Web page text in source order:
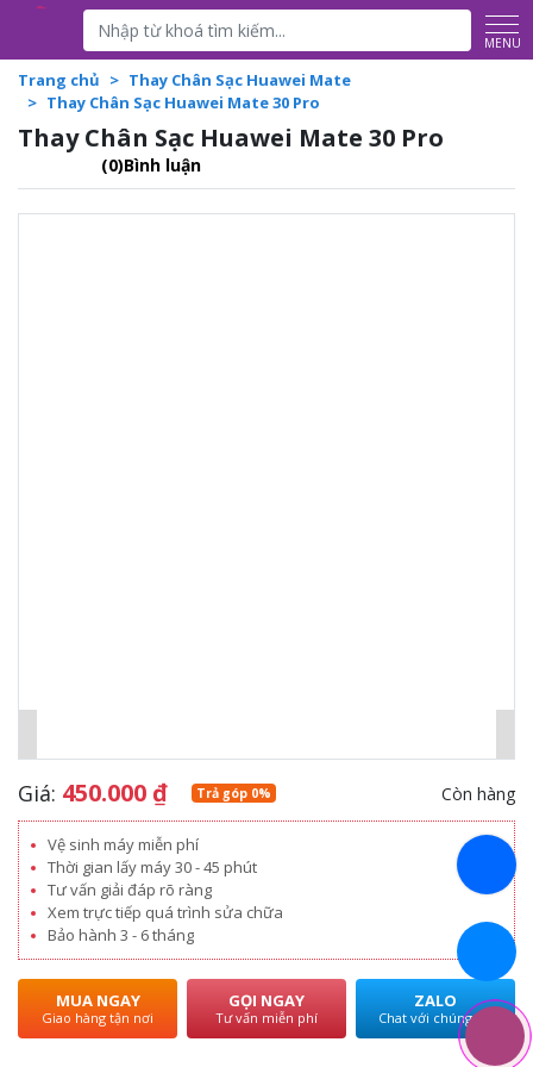
MENU
Trang chủ
Thay Chân Sạc Huawei Mate
Thay Chân Sạc Huawei Mate 30 Pro
Thay Chân Sạc Huawei Mate 30 Pro
(0)Bình luận
Giá: 450.000 ₫ Trả góp 0% Còn hàng
Vệ sinh máy miễn phí
Thời gian lấy máy 30 - 45 phút
Tư vấn giải đáp rõ ràng
Xem trực tiếp quá trình sửa chữa
Bảo hành 3 - 6 tháng
MUA NGAY
Giao hàng tận nơi
GỌI NGAY
Tư vấn miễn phí
ZALO
Chat với chúng tôi